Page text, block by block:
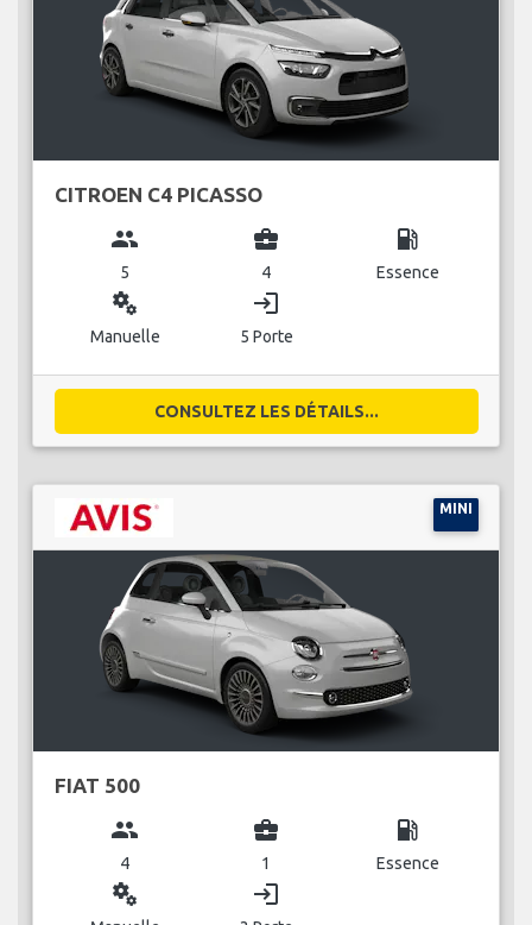
CITROEN C4 PICASSO
group
5
business_center
4
local_gas_station
Essence
miscellaneous_services
Manuelle
login
5 Porte
CONSULTEZ LES DÉTAILS...
MINI
FIAT 500
group
4
business_center
1
local_gas_station
Essence
miscellaneous_services login